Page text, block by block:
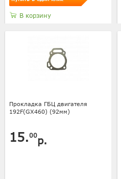
В корзину
Прокладка ГБЦ двигателя
192F(GX460) (92мм)
15.00р.